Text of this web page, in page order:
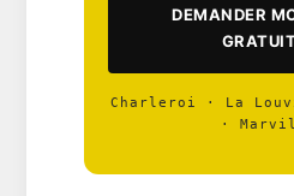
DEMANDER
Charleroi · La
·